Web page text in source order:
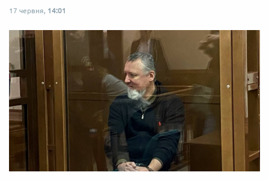
17 червня, 14:01